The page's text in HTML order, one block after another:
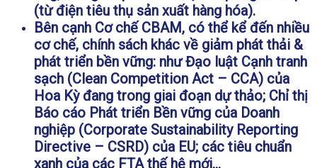
(từ điện tiêu thụ sản xuất hàng hóa).
Bên cạnh Cơ chế CBAM, có thể kể đến nhiều
cơ chế, chính sách khác về giảm phát thải &
phát triển bền vững: như Đạo luật Cạnh tranh
sạch (Clean Competition Act – CCA) của
Hoa Kỳ đang trong giai đoạn dự thảo; Chỉ thị
Báo cáo Phát triển Bền vững của Doanh
nghiệp (Corporate Sustainability Reporting
Directive – CSRD) của EU; các tiêu chuẩn
xanh của các FTA thế hệ mới…